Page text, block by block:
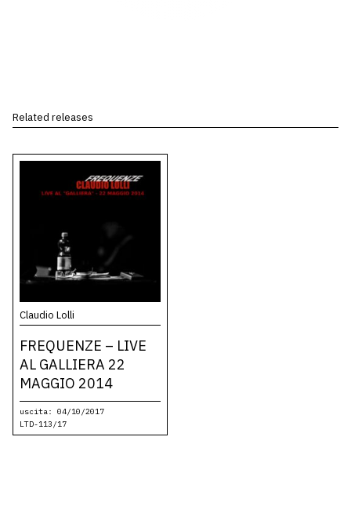
Related releases
Claudio Lolli
FREQUENZE – LIVE
AL GALLIERA 22
MAGGIO 2014
uscita: 04/10/2017
LTD-113/17